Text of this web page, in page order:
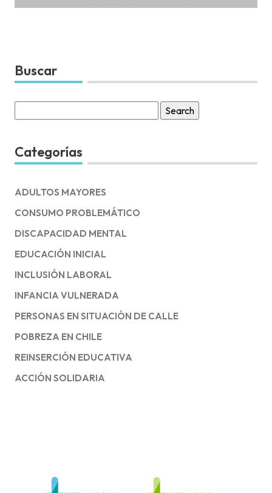
Buscar
for:
Categorías
ADULTOS MAYORES
CONSUMO PROBLEMÁTICO
DISCAPACIDAD MENTAL
EDUCACIÓN INICIAL
INCLUSIÓN LABORAL
INFANCIA VULNERADA
PERSONAS EN SITUACIÓN DE CALLE
POBREZA EN CHILE
REINSERCIÓN EDUCATIVA
ACCIÓN SOLIDARIA